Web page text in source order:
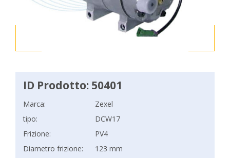
ID Prodotto: 50401
Marca:
Zexel
tipo:
DCW17
Frizione:
PV4
Diametro frizione:
123 mm